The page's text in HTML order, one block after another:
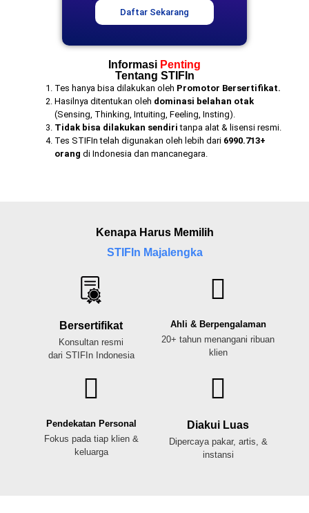
Daftar Sekarang
Informasi Penting
Tentang STIFIn
Tes hanya bisa dilakukan oleh Promotor Bersertifikat.
Hasilnya ditentukan oleh dominasi belahan otak
(Sensing, Thinking, Intuiting, Feeling, Insting).
Tidak bisa dilakukan sendiri tanpa alat & lisensi resmi.
Tes STIFIn telah digunakan oleh lebih dari 6990.713+
orang di Indonesia dan mancanegara.
Kenapa Harus Memilih
STIFIn Majalengka
Bersertifikat
Konsultan resmi
dari STIFIn Indonesia
Ahli & Berpengalaman
20+ tahun menangani ribuan
klien
Pendekatan Personal
Fokus pada tiap klien &
keluarga
Diakui Luas
Dipercaya pakar, artis, &
instansi